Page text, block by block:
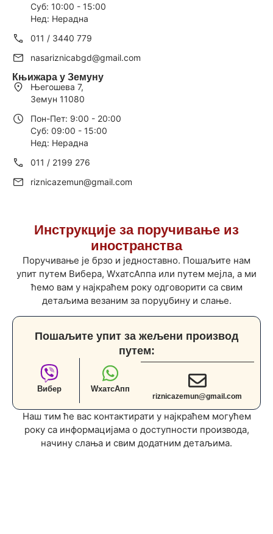
Суб: 10:00 - 15:00
Нед: Нерадна
011 / 3440 779
nasariznicabgd@gmail.com
Књижара у Земуну
Његошева 7,
Земун 11080
Пон-Пет: 9:00 - 20:00
Суб: 09:00 - 15:00
Нед: Нерадна
011 / 2199 276
riznicazemun@gmail.com
Инструкције за поручивање из
иностранства
Поручивање је брзо и једноставно. Пошаљите нам
упит путем Вибера, WхатсАппа или путем мејла, а ми
ћемо вам у најкраћем року одговорити са свим
детаљима везаним за поруџбину и слање.
Пошаљите упит за жељени производ
путем:
Вибер WхатсАпп
riznicazemun@gmail.com
Наш тим ће вас контактирати у најкраћем могућем
року са информацијама о доступности производа,
начину слања и свим додатним детаљима.